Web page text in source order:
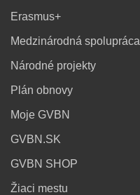
Erasmus+
Medzinárodná spolupráca
Národné projekty
Plán obnovy
Moje GVBN
GVBN.SK
GVBN SHOP
Žiaci mestu